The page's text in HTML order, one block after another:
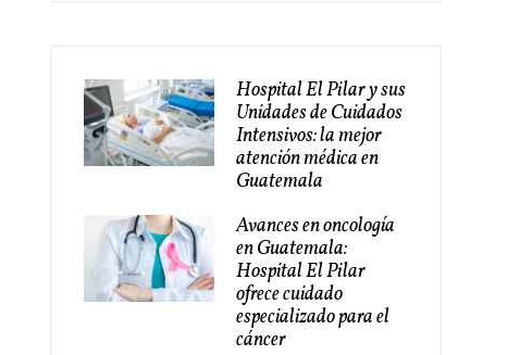
Hospital El Pilar y sus
Unidades de Cuidados
Intensivos: la mejor
atención médica en
Guatemala
Avances en oncología
en Guatemala:
Hospital El Pilar
ofrece cuidado
especializado para el
cáncer